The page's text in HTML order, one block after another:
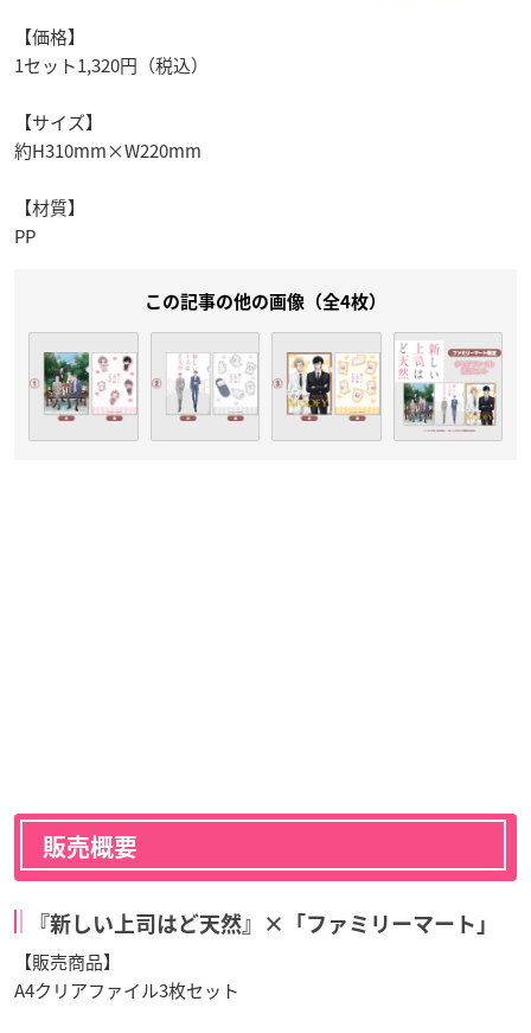
【価格】
1セット1,320円（税込）
【サイズ】
約H310mm×W220mm
【材質】
PP
この記事の他の画像（全4枚）
販売概要
『新しい上司はど天然』×「ファミリーマート」
【販売商品】
A4クリアファイル3枚セット